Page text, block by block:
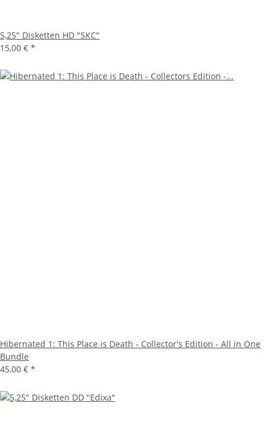
5,25" Disketten HD "SKC"
15,00 € *
Hibernated 1: This Place is Death - Collector's Edition - All in One
Bundle
45,00 € *